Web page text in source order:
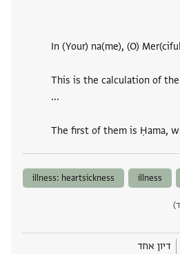
In (Your) na(me), (O)
This is the calculation of
...
illness
illness: heartsickness
דיון אחד